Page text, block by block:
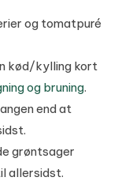
og tomatpuré
kød/kylling kort
og bruning.
end at
grøntsager
allersidst.